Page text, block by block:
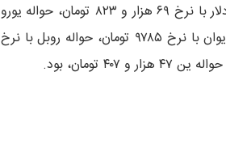
بازار ارز تجاری مرکز مبادله ایران، امروز شاهد معامله و قیمت گذاری حواله دلار با نرخ ۶۹ هزار و ۸۲۳ تومان، حواله یورو
با نرخ ۸۱ هزار و ۶۹۶ تومان، حواله درهم با نرخ ۱۹ هزار و ۱۲ تومان، حواله یوان با نرخ ۹۷۸۵ تومان، حواله روبل با نرخ